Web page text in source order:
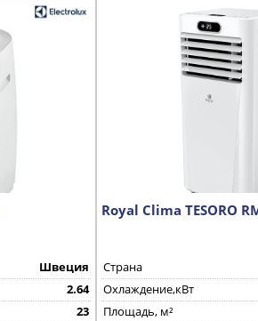
Швеция
2.64
23
Royal Clima TESORO
Страна
Охлаждение,кВт
Площадь, м²